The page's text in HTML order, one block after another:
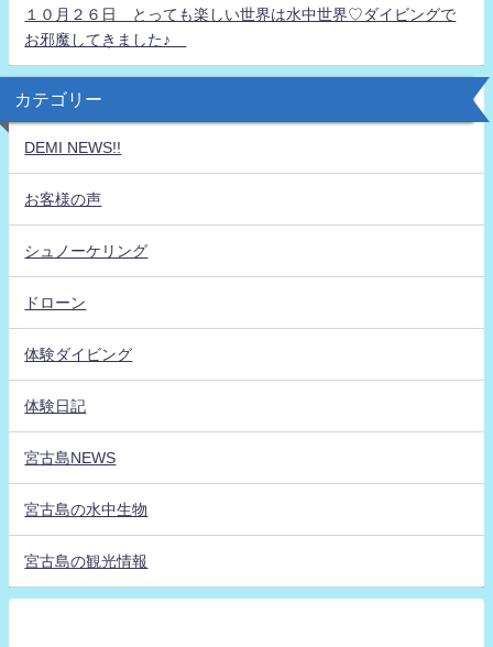
１０月２６日 とっても楽しい世界は水中世界♡ダイビングで
お邪魔してきました♪
カテゴリー
DEMI NEWS!!
お客様の声
シュノーケリング
ドローン
体験ダイビング
体験日記
宮古島NEWS
宮古島の水中生物
宮古島の観光情報